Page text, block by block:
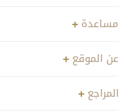
مساعدة
عن الموقع
المراجع